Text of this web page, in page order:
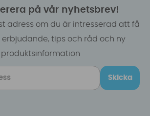
på vår nyhetsbrev!
adress om du är intresserad att få
erbjudande, tips och råd och ny
produktsinformation
Skicka